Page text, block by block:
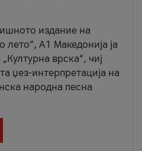
издание на
лето“, А1 Македонија ја
врска“, чиј
џез-интерпретација на
народна песна